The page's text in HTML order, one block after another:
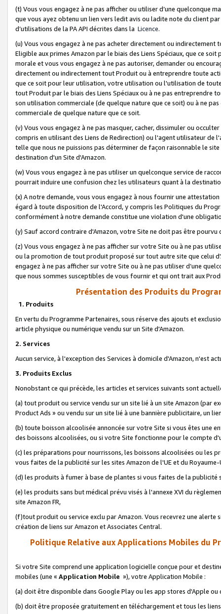
(t) Vous vous engagez à ne pas afficher ou utiliser d’une quelconque
que vous ayez obtenu un lien vers ledit avis ou ladite note du client
d’utilisations de la PA API décrites dans la Licence.
(u) Vous vous engagez à ne pas acheter directement ou
Eligible aux primes Amazon par le biais des Liens Spéciaux, que ce
morale et vous vous engagez à ne pas autoriser, demander ou
directement ou indirectement tout Produit ou à entreprendre toute
que ce soit pour leur utilisation, votre utilisation ou l'utilisation de
tout Produit par le biais des Liens Spéciaux ou à ne pas entreprendre
son utilisation commerciale (de quelque nature que ce soit) ou à ne
commerciale de quelque nature que ce soit.
(v) Vous vous engagez à ne pas masquer, cacher, dissimuler ou
compris en utilisant des Liens de Redirection) ou l'agent utilisateur
telle que nous ne puissions pas déterminer de façon raisonnable le
destination d'un Site d'Amazon.
(w) Vous vous engagez à ne pas utiliser un quelconque service de
pourrait induire une confusion chez les utilisateurs quant à la
(x) A notre demande, vous vous engagez à nous fournir une
égard à toute disposition de l'Accord, y compris les Politiques du
conformément à notre demande constitue une violation d'une
(y) Sauf accord contraire d'Amazon, votre Site ne doit pas être
(z) Vous vous engagez à ne pas afficher sur votre Site ou à ne pas
ou la promotion de tout produit proposé sur tout autre site que celui
engagez à ne pas afficher sur votre Site ou à ne pas utiliser d’une
que nous sommes susceptibles de vous fournir et qui ont trait aux
Présentation des Produits du
1. Produits
En vertu du Programme Partenaires, sous réserve des ajouts et
article physique ou numérique vendu sur un Site d'Amazon.
2. Services
Aucun service, à l'exception des Services à domicile d'Amazon, n'est
3. Produits Exclus
Nonobstant ce qui précède, les articles et services suivants sont
(a) tout produit ou service vendu sur un site lié à un site Amazon (par
Product Ads » ou vendu sur un site lié à une bannière publicitaire, un
(b) toute boisson alcoolisée annoncée sur votre Site si vous êtes une
des boissons alcoolisées, ou si votre Site fonctionne pour le compte
(c) les préparations pour nourrissons, les boissons alcoolisées ou les
vous faites de la publicité sur les sites Amazon de l'UE et du Royaume-
(d) les produits à fumer à base de plantes si vous faites de la publicité
(e) les produits sans but médical prévu visés à l'annexe XVI du
site Amazon FR,
(f)tout produit ou service exclu par Amazon. Vous recevrez une alerte
création de liens sur Amazon et Associates Central.
Politique Relative aux Applications Mobiles du
Si votre Site comprend une application logicielle conçue pour et
mobiles (une « Application Mobile »), votre Application Mobile :
(a) doit être disponible dans Google Play ou les app stores d'Apple ou
(b) doit être proposée gratuitement en téléchargement et tous les